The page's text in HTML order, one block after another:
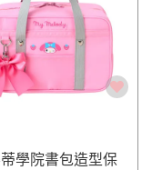
學院書包造型保